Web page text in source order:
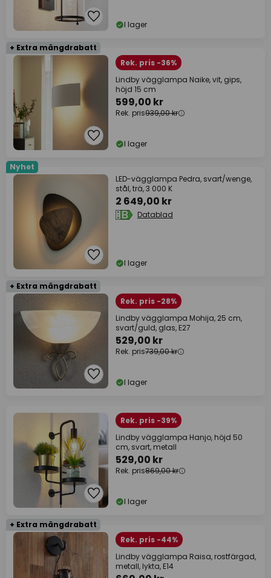
I lager
+ Extra mängdrabatt
Rek. pris -36%
Lindby vägglampa Naike, vit, gips,
höjd 15 cm
599,00 kr
Rek. pris939,00 kr
I lager
Nyhet
LED-vägglampa Pedra, svart/wenge,
stål, trä, 3 000 K
2 649,00 kr
Datablad
I lager
+ Extra mängdrabatt
Rek. pris -28%
Lindby vägglampa Mohija, 25 cm,
svart/guld, glas, E27
529,00 kr
Rek. pris739,00 kr
I lager
Rek. pris -39%
Lindby vägglampa Hanjo, höjd 50
cm, svart, metall
529,00 kr
Rek. pris869,00 kr
I lager
+ Extra mängdrabatt
Rek. pris -44%
Lindby vägglampa Raisa, rostfärgad,
metall, lykta, E14